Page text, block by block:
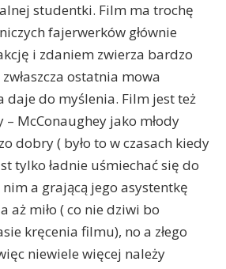
studentki. Film ma trochę
fajerwerków głównie
i zdaniem zwierza bardzo
ostatnia mowa
daje do myślenia. Film jest też
McConaughey jako młody
dobry ( było to w czasach kiedy
tylko ładnie uśmiechać się do
a grającą jego asystentkę
aż miło ( co nie dziwi bo
kręcenia filmu), no a złego
niewiele więcej należy